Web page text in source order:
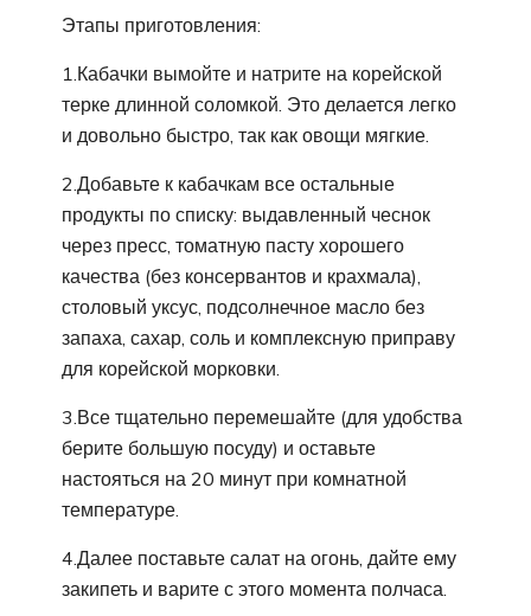
Этапы приготовления:
1.Кабачки вымойте и натрите на корейской
терке длинной соломкой. Это делается легко
и довольно быстро, так как овощи мягкие.
2.Добавьте к кабачкам все остальные
продукты по списку: выдавленный чеснок
через пресс, томатную пасту хорошего
качества (без консервантов и крахмала),
столовый уксус, подсолнечное масло без
запаха, сахар, соль и комплексную приправу
для корейской морковки.
3.Все тщательно перемешайте (для удобства
берите большую посуду) и оставьте
настояться на 20 минут при комнатной
температуре.
4.Далее поставьте салат на огонь, дайте ему
закипеть и варите с этого момента полчаса.